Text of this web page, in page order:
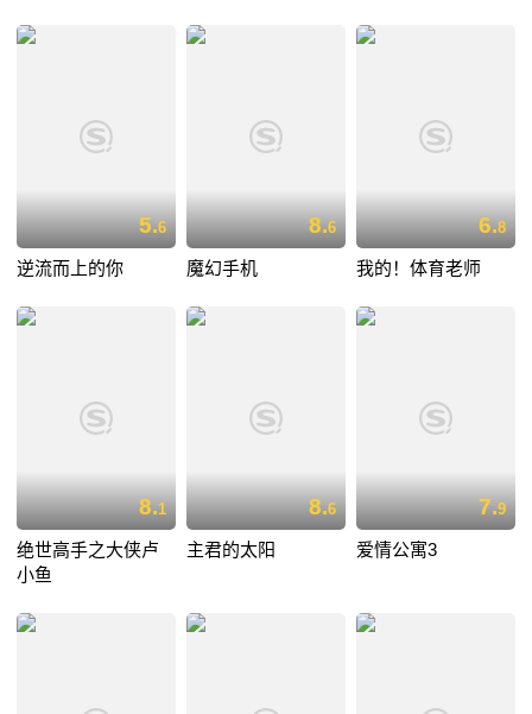
5.6
逆流而上的你
8.6
魔幻手机
6.8
我的！体育老师
8.1
绝世高手之大侠卢
小鱼
8.6
主君的太阳
7.9
爱情公寓3